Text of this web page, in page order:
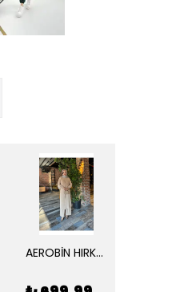
AEROBİN HIRKALI 2 Lİ YAZLIK TAKIM